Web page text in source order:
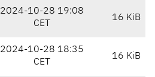
2024-10-28 19:08
CET
16 KiB
2024-10-28 18:35
CET
16 KiB